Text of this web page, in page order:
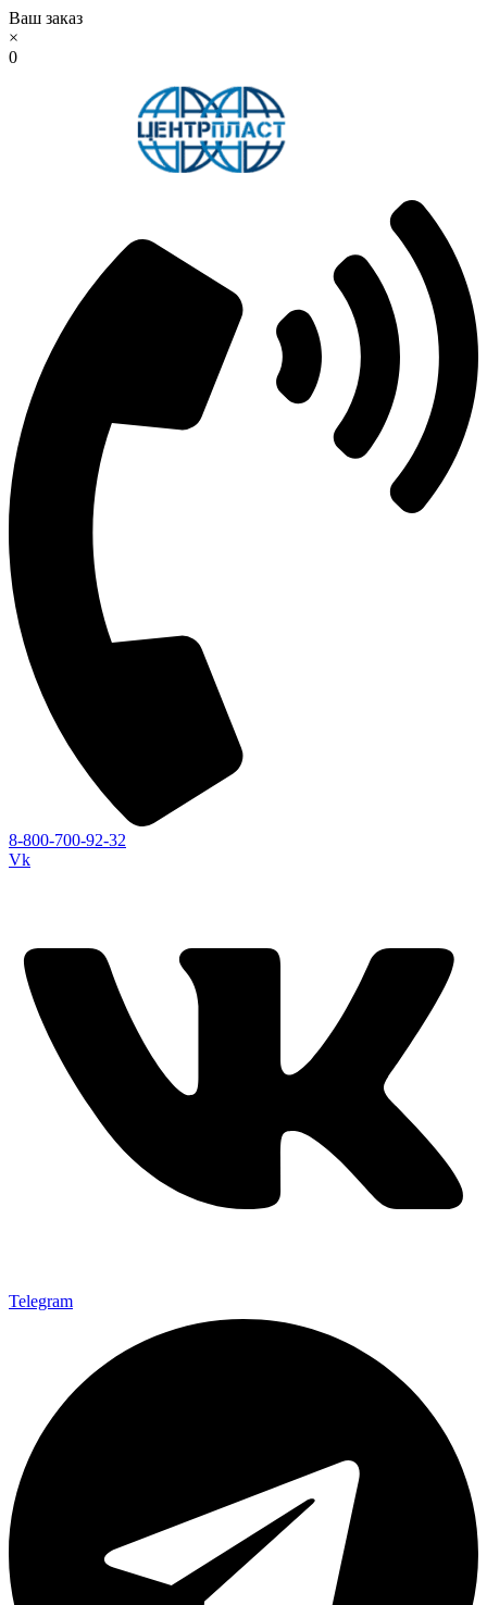
Ваш заказ
×
0
8-800-700-92-32
Vk
Telegram